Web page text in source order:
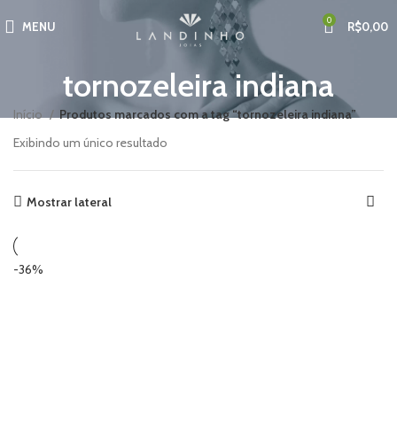
MENU 0 R$0,00
tornozeleira indiana
Início
Produtos marcados com a tag “tornozeleira indiana”
Exibindo um único resultado
Mostrar lateral
-36%